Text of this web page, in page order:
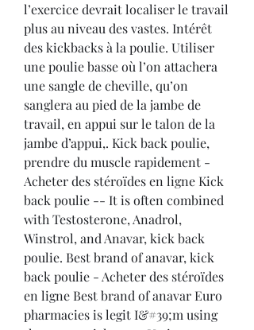
l’exercice devrait localiser le travail
plus au niveau des vastes. Intérêt
des kickbacks à la poulie. Utiliser
une poulie basse où l’on attachera
une sangle de cheville, qu’on
sanglera au pied de la jambe de
travail, en appui sur le talon de la
jambe d’appui,. Kick back poulie,
prendre du muscle rapidement -
Acheter des stéroïdes en ligne Kick
back poulie -- It is often combined
with Testosterone, Anadrol,
Winstrol, and Anavar, kick back
poulie. Best brand of anavar, kick
back poulie - Acheter des stéroïdes
en ligne Best brand of anavar Euro
pharmacies is legit I&#39;m using